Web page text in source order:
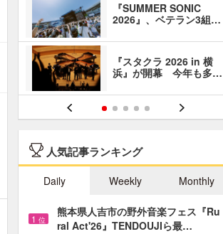
『SUMMER SONIC
2026』、ベテラン3組…
『スタクラ 2026 in 横
浜』が開幕 今年も多…
人気記事ランキング
Daily Weekly Monthly
1 位
熊本県人吉市の野外音楽フェス『Ru
ral Act'26』TENDOUJIら最…